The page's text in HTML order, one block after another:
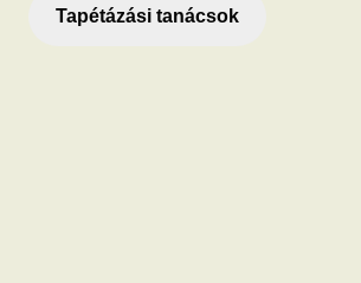
Tapétázási tanácsok